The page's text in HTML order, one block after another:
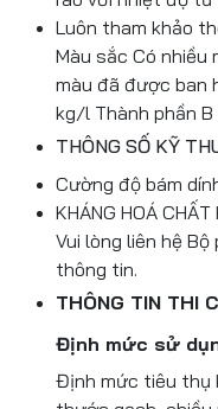
Luôn tham khảo
Màu sắc Có nhiều
màu đã được ban
kg/l Thành phần B
THÔNG SỐ KỸ
Cường độ bám
KHÁNG HOÁ
Vui lòng liên hệ
thông tin.
THÔNG TIN THI
Định mức sử
Định mức tiêu thụ